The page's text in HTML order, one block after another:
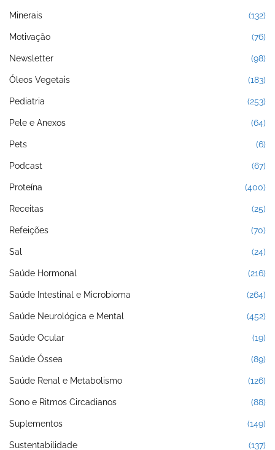
Minerais (132)
Motivação (76)
Newsletter (98)
Óleos Vegetais (183)
Pediatria (253)
Pele e Anexos (64)
Pets (6)
Podcast (67)
Proteína (400)
Receitas (25)
Refeições (70)
Sal (24)
Saúde Hormonal (216)
Saúde Intestinal e Microbioma (264)
Saúde Neurológica e Mental (452)
Saúde Ocular (19)
Saúde Óssea (89)
Saúde Renal e Metabolismo (126)
Sono e Ritmos Circadianos (88)
Suplementos (149)
Sustentabilidade (137)